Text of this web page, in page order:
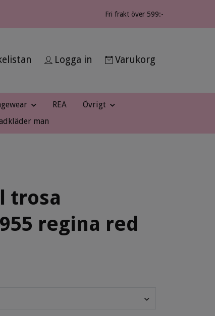
Fri frakt över 599:-
Logga in Varukorg
REA
Övrigt
man
trosa
regina red